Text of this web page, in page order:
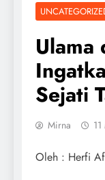
Ulama
Sejati
Mirna
Oleh : Herfi